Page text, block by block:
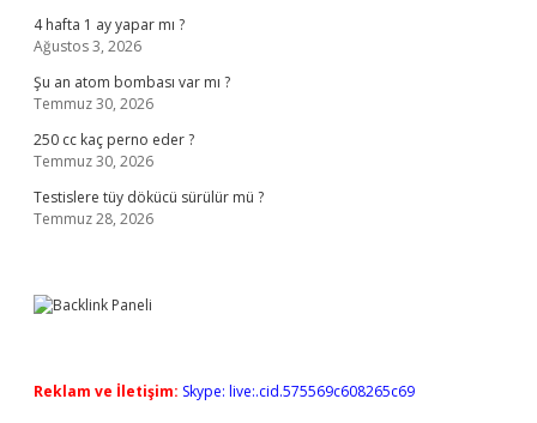
4 hafta 1 ay yapar mı ?
Ağustos 3, 2026
Şu an atom bombası var mı ?
Temmuz 30, 2026
250 cc kaç perno eder ?
Temmuz 30, 2026
Testislere tüy dökücü sürülür mü ?
Temmuz 28, 2026
Reklam ve İletişim: Skype: live:.cid.575569c608265c69